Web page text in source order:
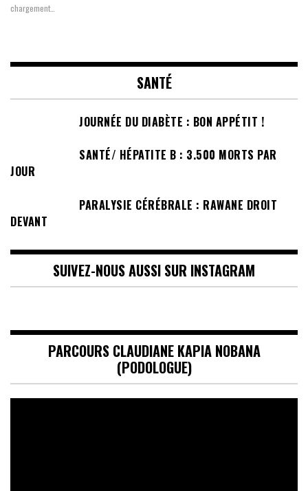
chargement…
SANTÉ
JOURNÉE DU DIABÈTE : BON APPÉTIT !
SANTÉ/ HÉPATITE B : 3.500 MORTS PAR
JOUR
PARALYSIE CÉRÉBRALE : RAWANE DROIT
DEVANT
SUIVEZ-NOUS AUSSI SUR INSTAGRAM
PARCOURS CLAUDIANE KAPIA NOBANA
(PODOLOGUE)